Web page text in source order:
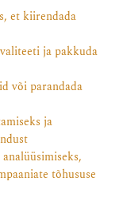
et kiirendada
ja pakkuda
või parandada
ja
tõhususe